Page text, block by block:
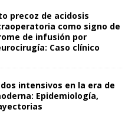
precoz de acidosis
como signo de
de infusión por
Caso clínico
intensivos en la era de
Epidemiología,